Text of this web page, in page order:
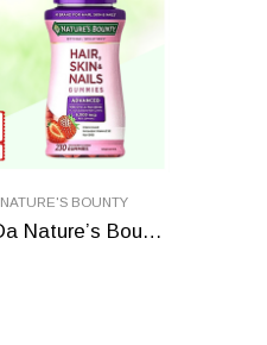
NATURE'S BOUNTY
Kẹo Đẹp Da Nature’s Bounty Hair Skin Nails Gummies 230 viên